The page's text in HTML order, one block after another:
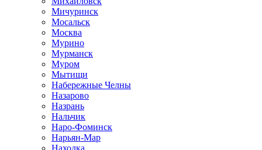
Мичуринск
Мосальск
Москва
Мурино
Мурманск
Муром
Мытищи
Набережные Челны
Назарово
Назрань
Нальчик
Наро-Фоминск
Нарьян-Мар
Находка